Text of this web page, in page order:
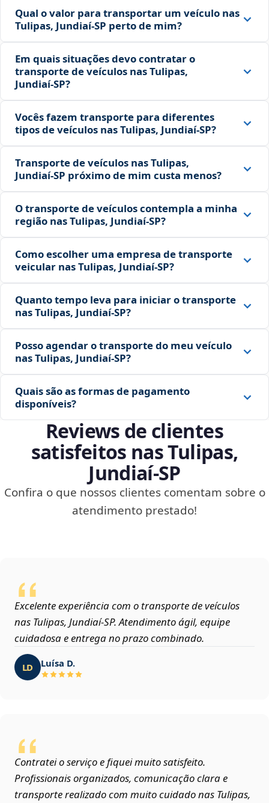
Qual o valor para transportar um veículo nas
Tulipas, Jundiaí‑SP perto de mim?
Em quais situações devo contratar o
transporte de veículos nas Tulipas,
Jundiaí‑SP?
Vocês fazem transporte para diferentes
tipos de veículos nas Tulipas, Jundiaí‑SP?
Transporte de veículos nas Tulipas,
Jundiaí‑SP próximo de mim custa menos?
O transporte de veículos contempla a minha
região nas Tulipas, Jundiaí‑SP?
Como escolher uma empresa de transporte
veicular nas Tulipas, Jundiaí‑SP?
Quanto tempo leva para iniciar o transporte
nas Tulipas, Jundiaí‑SP?
Posso agendar o transporte do meu veículo
nas Tulipas, Jundiaí‑SP?
Quais são as formas de pagamento
disponíveis?
Reviews de clientes
satisfeitos nas Tulipas,
Jundiaí‑SP
Confira o que nossos clientes comentam sobre o
atendimento prestado!
Excelente experiência com o transporte de veículos
nas Tulipas, Jundiaí‑SP. Atendimento ágil, equipe
cuidadosa e entrega no prazo combinado.
LD Luísa D.
Contratei o serviço e fiquei muito satisfeito.
Profissionais organizados, comunicação clara e
transporte realizado com muito cuidado nas Tulipas,